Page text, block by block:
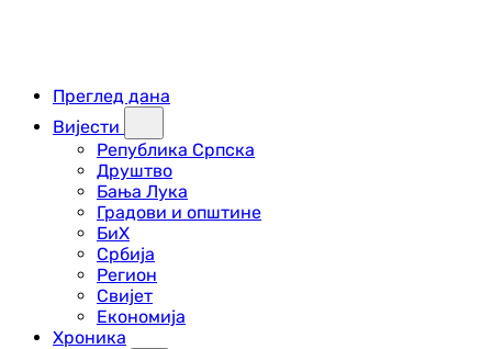
Преглед дана
Вијести
Република Српска
Друштво
Бања Лука
Градови и општине
БиХ
Србија
Регион
Свијет
Економија
Хроника